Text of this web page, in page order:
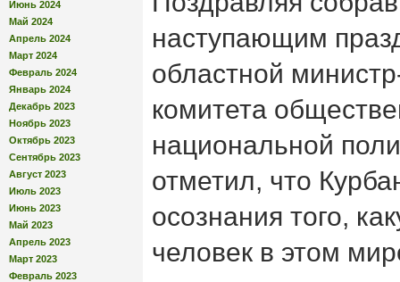
Июнь 2024
Май 2024
Апрель 2024
Март 2024
Февраль 2024
Январь 2024
Декабрь 2023
Ноябрь 2023
Октябрь 2023
Сентябрь 2023
Август 2023
Июль 2023
Июнь 2023
Май 2023
Апрель 2023
Март 2023
Февраль 2023
наступающим
областной
комитета
национальной
отметил, что
осознания того,
человек в этом